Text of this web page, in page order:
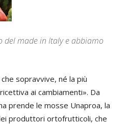
made in Italy e abbiamo
sopravvive, né la più
ai cambiamenti». Da
prende le mosse Unaproa, la
produttori ortofrutticoli, che